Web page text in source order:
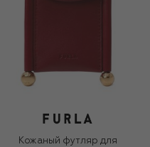
Кожаный футляр для